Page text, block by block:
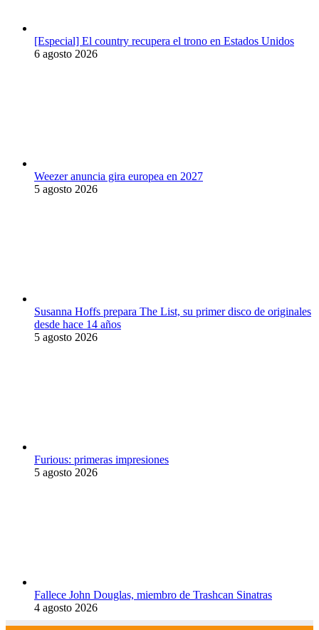
[Especial] El country recupera el trono en Estados Unidos
6 agosto 2026
Weezer anuncia gira europea en 2027
5 agosto 2026
Susanna Hoffs prepara The List, su primer disco de originales
desde hace 14 años
5 agosto 2026
Furious: primeras impresiones
5 agosto 2026
Fallece John Douglas, miembro de Trashcan Sinatras
4 agosto 2026